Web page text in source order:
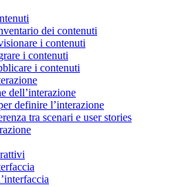
dei contenuti
i contenuti
i contenuti
i contenuti
dell’interazione
definire l’interazione
tra scenari e user stories